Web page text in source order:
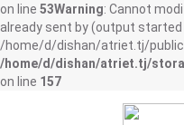
on line 53Warning: Cannot
already sent by (output
/home/d/dishan/atriet.tj/
/home/d/dishan/atriet.tj/
on line 157